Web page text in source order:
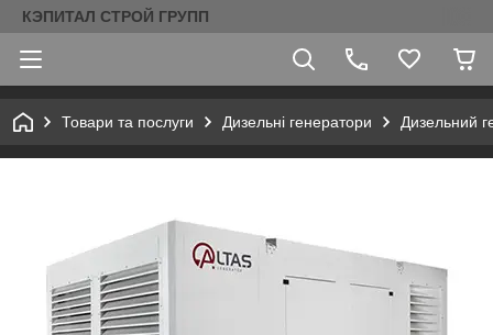
КЭПИТАЛ СТРОЙ ГРУПП
Товари та послуги Дизельні генератори Дизельний